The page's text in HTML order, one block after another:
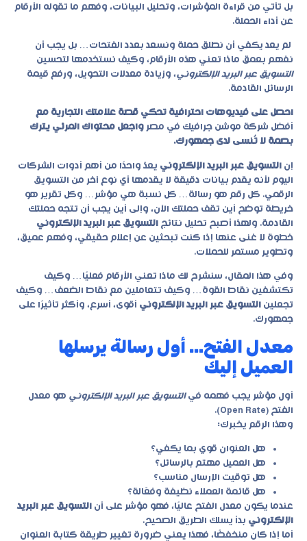
بل تأتي من قراءة المؤشرات، وتحليل البيانات، وفهم ما تقوله الأرقام
عن أداء الحملة.
لم يعد يكفي أن نطلق حملة ونسعد بعدد الفتحات… بل يجب أن
نفهم بعمق ماذا تعني هذه الأرقام، وكيف نستخدمها لتحسين
التسويق عبر البريد الإلكتروني، وزيادة معدلات التحويل، ورفع قيمة
الرسائل القادمة.
احصل على فيديوهات احترافية تحكي قصة علامتك التجارية مع
أفضل شركة موشن جرافيك في مصر واجعل محتواك المرئي يترك
بصمة لا تُنسى لدى جمهورك.
إن التسويق عبر البريد الإلكتروني يعدّ واحدًا من أهم أدوات الشركات
اليوم لأنه يقدم بيانات دقيقة لا يقدمها أي نوع آخر من التسويق
الرقمي. كل رقم هو رسالة… كل نسبة هي مؤشر… وكل تقرير هو
خريطة توضح أين تقف حملتك الآن، وإلى أين يجب أن تتجه حملتك
القادمة. ولهذا أصبح تحليل نتائج التسويق عبر البريد الإلكتروني
خطوة لا غنى عنها إذا كنت تبحثين عن إعلام حقيقي، وفهم عميق،
وتطوير مستمر للحملات.
وفي هذا المقال، سنشرح لك ماذا تعني الأرقام فعليًا… وكيف
تكتشفين نقاط القوة… وكيف تتعاملين مع نقاط الضعف… وكيف
تجعلين التسويق عبر البريد الإلكتروني أقوى، أسرع، وأكثر تأثيرًا على
جمهورك.
معدل الفتح… أول رسالة يرسلها
العميل إليك
أول مؤشر يجب فهمه فيالتسويق عبر البريد الإلكتروني هو معدل
الفتح (Open Rate).
وهذا الرقم يخبرك:
هل العنوان قوي بما يكفي؟
هل العميل مهتم بالرسائل؟
هل توقيت الإرسال مناسب؟
هل قائمة العملاء نظيفة وفعّالة؟
عندما يكون معدل الفتح عاليًا، فهو مؤشر على أن التسويق عبر البريد
الإلكتروني بدأ يسلك الطريق الصحيح.
أما إذا كان منخفضًا، فهذا يعني ضرورة تغيير طريقة كتابة العنوان